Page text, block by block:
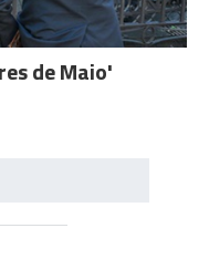
de Maio'